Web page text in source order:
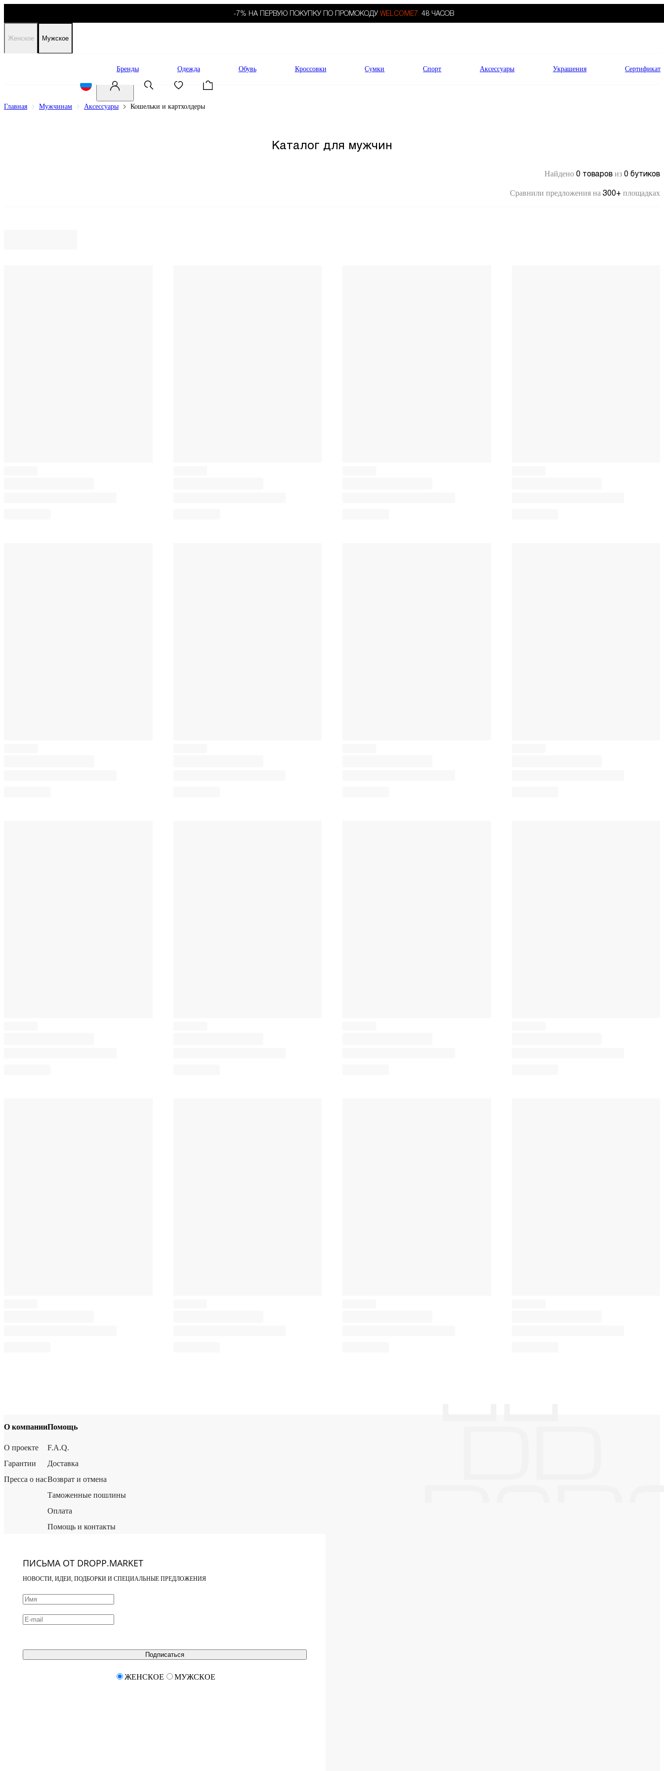
-7% НА ПЕРВУЮ ПОКУПКУ ПО ПРОМОКОДУ WELCOME7. 48 ЧАСОВ
Женское Мужское
Бренды Одежда Обувь Кроссовки Сумки Спорт Аксессуары Украшения Сертификат
Главная Мужчинам Аксессуары Кошельки и картхолдеры
Каталог для мужчин
Найдено 0 товаров из 0 бутиков
Сравнили предложения на 300+ площадках
О компании
О проекте
Гарантии
Пресса о нас
Помощь
F.A.Q.
Доставка
Возврат и отмена
Таможенные пошлины
Оплата
Помощь и контакты
ПИСЬМА ОТ DROPP.MARKET
НОВОСТИ, ИДЕИ, ПОДБОРКИ И СПЕЦИАЛЬНЫЕ ПРЕДЛОЖЕНИЯ
Подписаться
ЖЕНСКОЕ МУЖСКОЕ